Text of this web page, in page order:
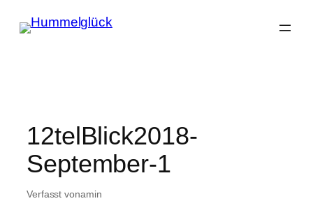
Inhalt
12telBlick2018-
September-1
Verfasst vonamin